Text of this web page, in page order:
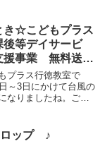
治できまし
...
☆こどもプラス
等デイサービ
援事業 無料送
症 発達障が
び 南行徳 市
プラス行徳教室で
～3日にかけて台風の
なりましたね。ご自
帽子のようにおちゃ
ップ ♪